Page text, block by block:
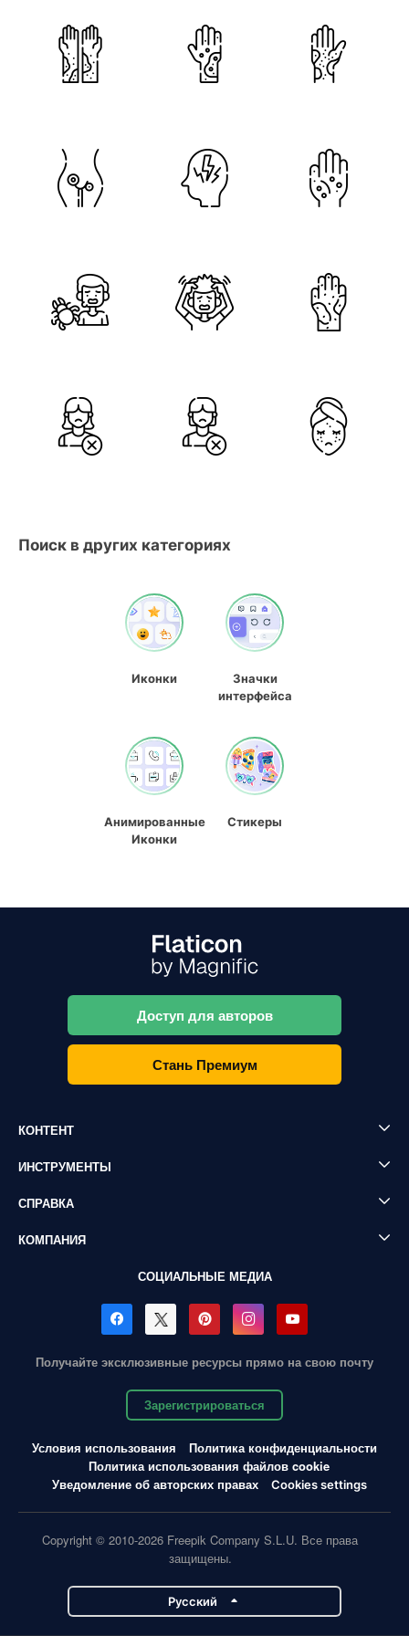
Поиск в других категориях
Иконки
Значки
интерфейса
Анимированные
Иконки
Стикеры
Доступ для авторов
Стань Премиум
КОНТЕНТ
ИНСТРУМЕНТЫ
СПРАВКА
КОМПАНИЯ
СОЦИАЛЬНЫЕ МЕДИА
Получайте эксклюзивные ресурсы прямо на свою почту
Зарегистрироваться
Условия использования
Политика конфиденциальности
Политика использования файлов cookie
Уведомление об авторских правах
Cookies settings
Copyright © 2010-2026 Freepik Company S.L.U. Все права
защищены.
Pусский